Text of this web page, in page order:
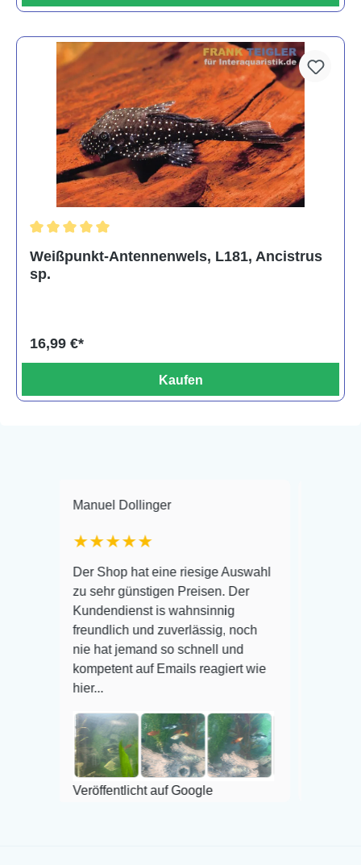
Weißpunkt-Antennenwels, L181, Ancistrus
sp.
16,99 €*
Kaufen
Manuel Dollinger
★★★★★
Der Shop hat eine riesige Auswahl
zu sehr günstigen Preisen. Der
Kundendienst is wahnsinnig
freundlich und zuverlässig, noch
nie hat jemand so schnell und
kompetent auf Emails reagiert wie
Veröffentlicht auf Google
Auswahl plus
super Zustand.